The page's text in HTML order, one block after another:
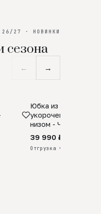
26/27 · НОВИНКИ
сезона
← →
ПРЕДЗАКАЗ
Юбка из
укороченная с
низом - Черный
39 990 ₽
Отгрузка через 25 дней